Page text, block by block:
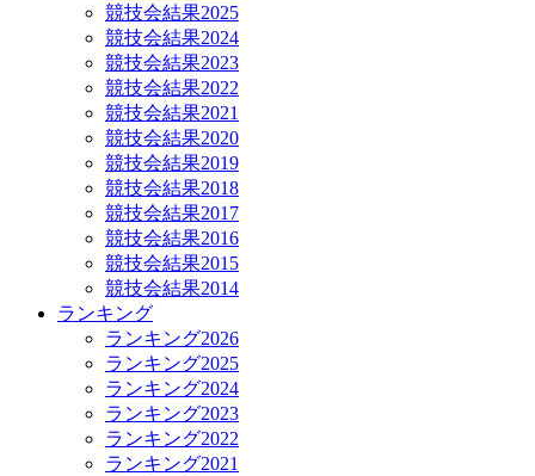
競技会結果2025
競技会結果2024
競技会結果2023
競技会結果2022
競技会結果2021
競技会結果2020
競技会結果2019
競技会結果2018
競技会結果2017
競技会結果2016
競技会結果2015
競技会結果2014
ランキング
ランキング2026
ランキング2025
ランキング2024
ランキング2023
ランキング2022
ランキング2021